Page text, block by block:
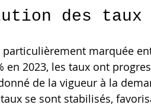
des taux
marquée
en 2023, les taux ont
de la vigueur à la
se sont stabilisés,